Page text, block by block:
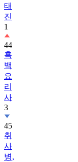
태
진
1
44
흑
백
요
리
사
3
45
취
사
병,